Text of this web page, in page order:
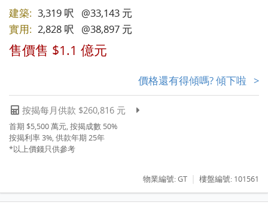
建築: 3,319 呎
@33,143 元
實用: 2,828 呎 @38,897 元
售價售 $1.1 億元
價格還有得傾嗎? 傾下啦 >
按揭每月供款 $260,816 元
首期 $5,500 萬元, 按揭成數 50%
按揭利率 3%, 供款年期 25年
*以上價錢只供參考
物業編號: GT 樓盤編號: 101561